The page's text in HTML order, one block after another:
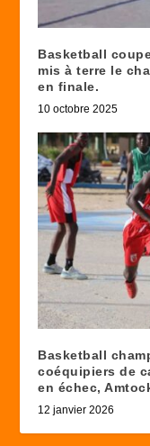
Basketball
mis à terre le
en finale.
10 octobre 2025
Basketball
coéquipiers de
en échec,
12 janvier 2026